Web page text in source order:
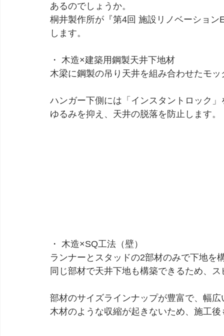
あるのでしょうか。
桐井製作所が『第4回 施設リノベーショ
します。
・ 木造×建築用鋼製天井下地材
木梁に鋼製の吊り天井を組み合わせたモ
ハンガー下側には「インスタントロック
ゆるみを抑え、天井の脱落を防止します。
・ 木造×SQ工法（壁）
ランナーとスタッドの2部材のみで下地を
同じ部材で天井下地も構築できるため、
部材のサイズラインナップが豊富で、幅
木材のような収縮が起きないため、施工